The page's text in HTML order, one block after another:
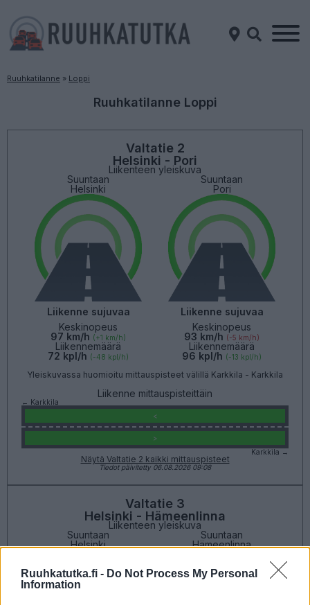
Ruuhkatutka.fi - Do Not Process My Personal
Information
Ruuhkatilanne » Loppi
Ruuhkatilanne Loppi
Valtatie 2
Helsinki - Pori
Liikenteen yleiskuva
Suuntaan
Helsinki
Liikenne sujuvaa
Keskinopeus
97 km/h (+1 km/h)
Liikennemäärä
72 kpl/h (-48 kpl/h)
Suuntaan
Pori
Liikenne sujuvaa
Keskinopeus
93 km/h (-5 km/h)
Liikennemäärä
96 kpl/h (-13 kpl/h)
Yleiskuvassa huomioitu mittauspisteet välillä Karkkila - Karkkila
Liikenne mittauspisteittäin
← Karkkila
<
>
Karkkila →
Näytä Valtatie 2 kaikki mittauspisteet
Tiedot päivitetty 06.08.2026 09:08
Valtatie 3
Helsinki - Hämeenlinna
Liikenteen yleiskuva
Suuntaan
Helsinki
Suuntaan
Hämeenlinna